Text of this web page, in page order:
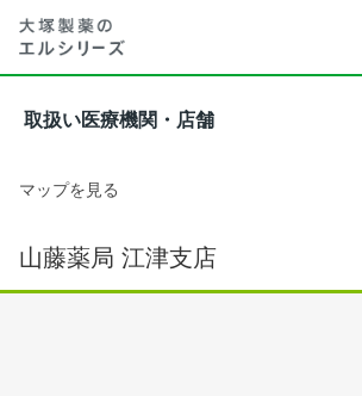
取扱い医療機関・店舗
マップを見る
山藤薬局 江津支店